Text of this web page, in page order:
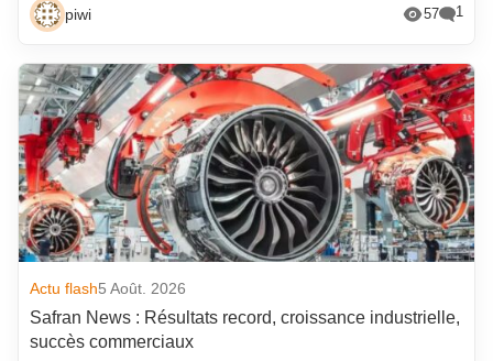
piwi 57 1
Actu flash5 Août. 2026
Safran News : Résultats record, croissance industrielle,
succès commerciaux